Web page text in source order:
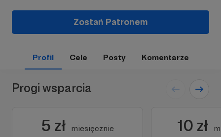
Zostań Patronem
Profil Cele Posty Komentarze
Progi wsparcia
5 zł miesięcznie 10 zł